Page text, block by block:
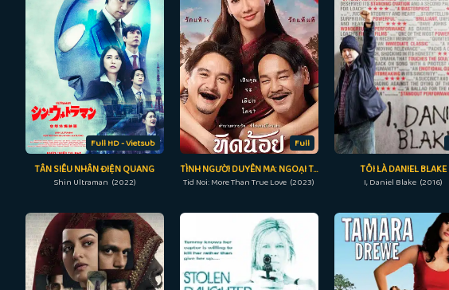
Full HD - Vietsub
TÂN SIÊU NHÂN ĐIỆN QUANG
Shin Ultraman (2022)
Full
TÌNH NGƯỜI DUYÊN MA: NGOẠI TRUYỆN
Tid Noi: More Than True Love (2023)
TÔI LÀ DANIEL BLAKE
I, Daniel Blake (2016)